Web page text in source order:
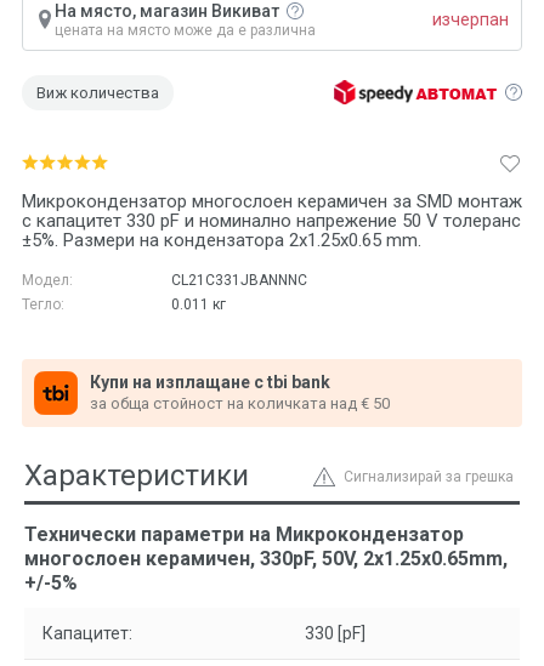
Микрокондензатор многослоен керамичен за SMD монтаж
с капацитет 330 pF и номинално напрежение 50 V толеранс
±5%. Размери на кондензатора 2x1.25x0.65 mm.
Модел:
CL21C331JBANNNC
Тегло:
0.011 кг
Купи на изплащане с tbi bank
за обща стойност на количката над € 50
На място, магазин Викиват
цената на място може да е различна
изчерпан
Виж количества
Сигнализирай за грешка
Характеристики
Технически параметри на Микрокондензатор
многослоен керамичен, 330pF, 50V, 2x1.25x0.65mm,
+/-5%
Капацитет: 330 [pF]